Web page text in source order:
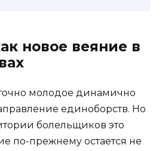
новое веяние в
молодое динамично
единоборств. Но
болельщиков это
по-прежнему остается не